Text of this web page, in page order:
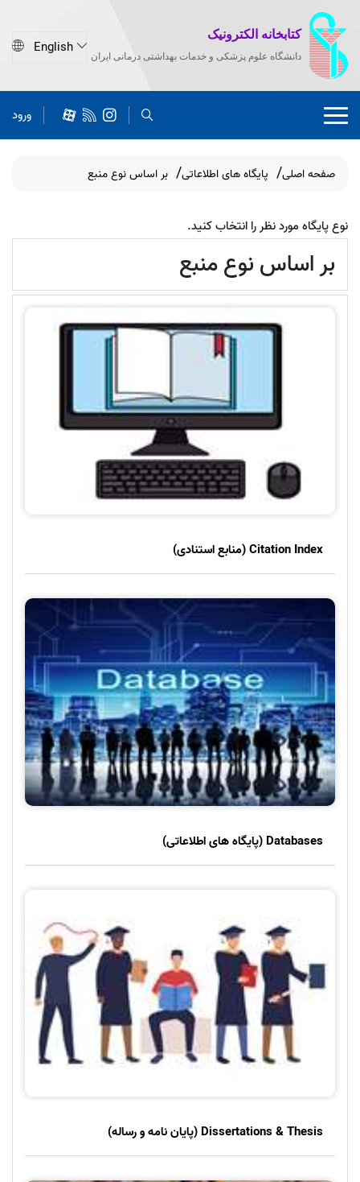
کتابخانه الکترونیک
دانشگاه علوم پزشکی و خدمات بهداشتی درمانی ایران
ورود
صفحه اصلی پایگاه های اطلاعاتی بر اساس نوع منبع
نوع پایگاه مورد نظر را انتخاب کنید.
بر اساس نوع منبع
Citation Index (منابع استنادی)
Databases (پایگاه های اطلاعاتی)
Dissertations & Thesis (پایان نامه و رساله)